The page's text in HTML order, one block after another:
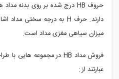
حروف HB درج شده بر روی بدنه مداد
دارند. حرف H به درجه سختی مداد
میزان سیاهی مغزی مداد است.
فروش مداد HBدر مجموعه هایی با
عبارتند از :